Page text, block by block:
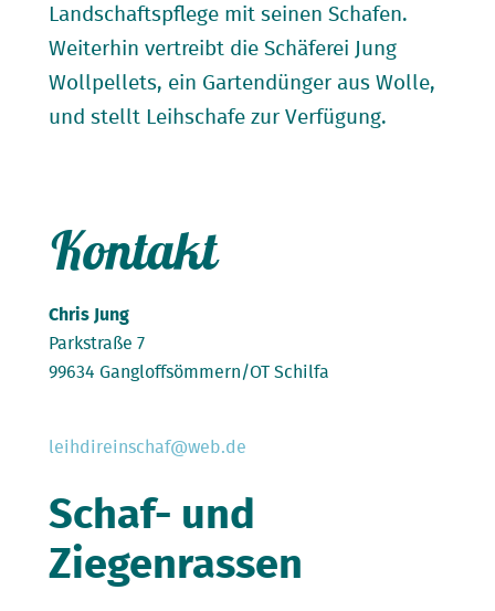
Landschaftspflege mit seinen Schafen.
Weiterhin vertreibt die Schäferei Jung
Wollpellets, ein Gartendünger aus Wolle,
und stellt Leihschafe zur Verfügung.
Kontakt
Chris Jung
Parkstraße 7
99634 Gangloffsömmern/OT Schilfa
leihdireinschaf@web.de
Schaf- und
Ziegenrassen